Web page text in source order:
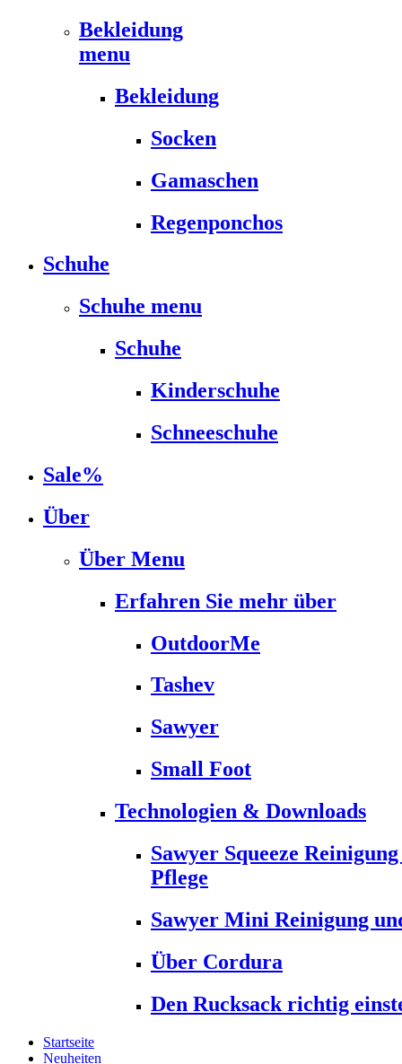
Bekleidung
menu
Bekleidung
Socken
Gamaschen
Regenponchos
Schuhe
Schuhe menu
Schuhe
Kinderschuhe
Schneeschuhe
Sale%
Über
Über Menu
Erfahren Sie mehr über
OutdoorMe
Tashev
Sawyer
Small Foot
Technologien & Downloads
Sawyer Squeeze
Pflege
Sawyer Mini Reinigung
Über Cordura
Den Rucksack richtig
Startseite
Neuheiten